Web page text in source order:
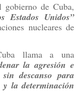
de Cuba,
Estados Unidos”
nucleares de
llama a una
la agresión e
descanso para
la determinación